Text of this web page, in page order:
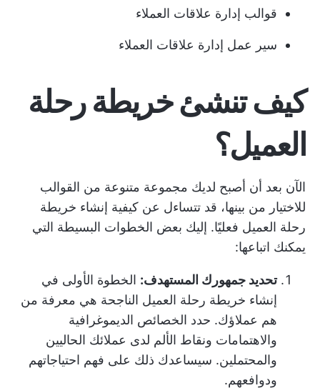
قوالب إدارة علاقات العملاء
سير عمل إدارة علاقات العملاء
كيف تنشئ خريطة رحلة
العميل؟
الآن بعد أن أصبح لديك مجموعة متنوعة من القوالب
للاختيار من بينها، قد تتساءل عن كيفية إنشاء خريطة
رحلة العميل فعليًا. إليك بعض الخطوات البسيطة التي
يمكنك اتباعها:
تحديد جمهورك المستهدف: الخطوة الأولى في
إنشاء خريطة رحلة العميل الناجحة هي معرفة من
هم عملاؤك. حدد الخصائص الديموغرافية
والاهتمامات ونقاط الألم لدى عملائك الحاليين
والمحتملين. سيساعدك ذلك على فهم احتياجاتهم
ودوافعهم.